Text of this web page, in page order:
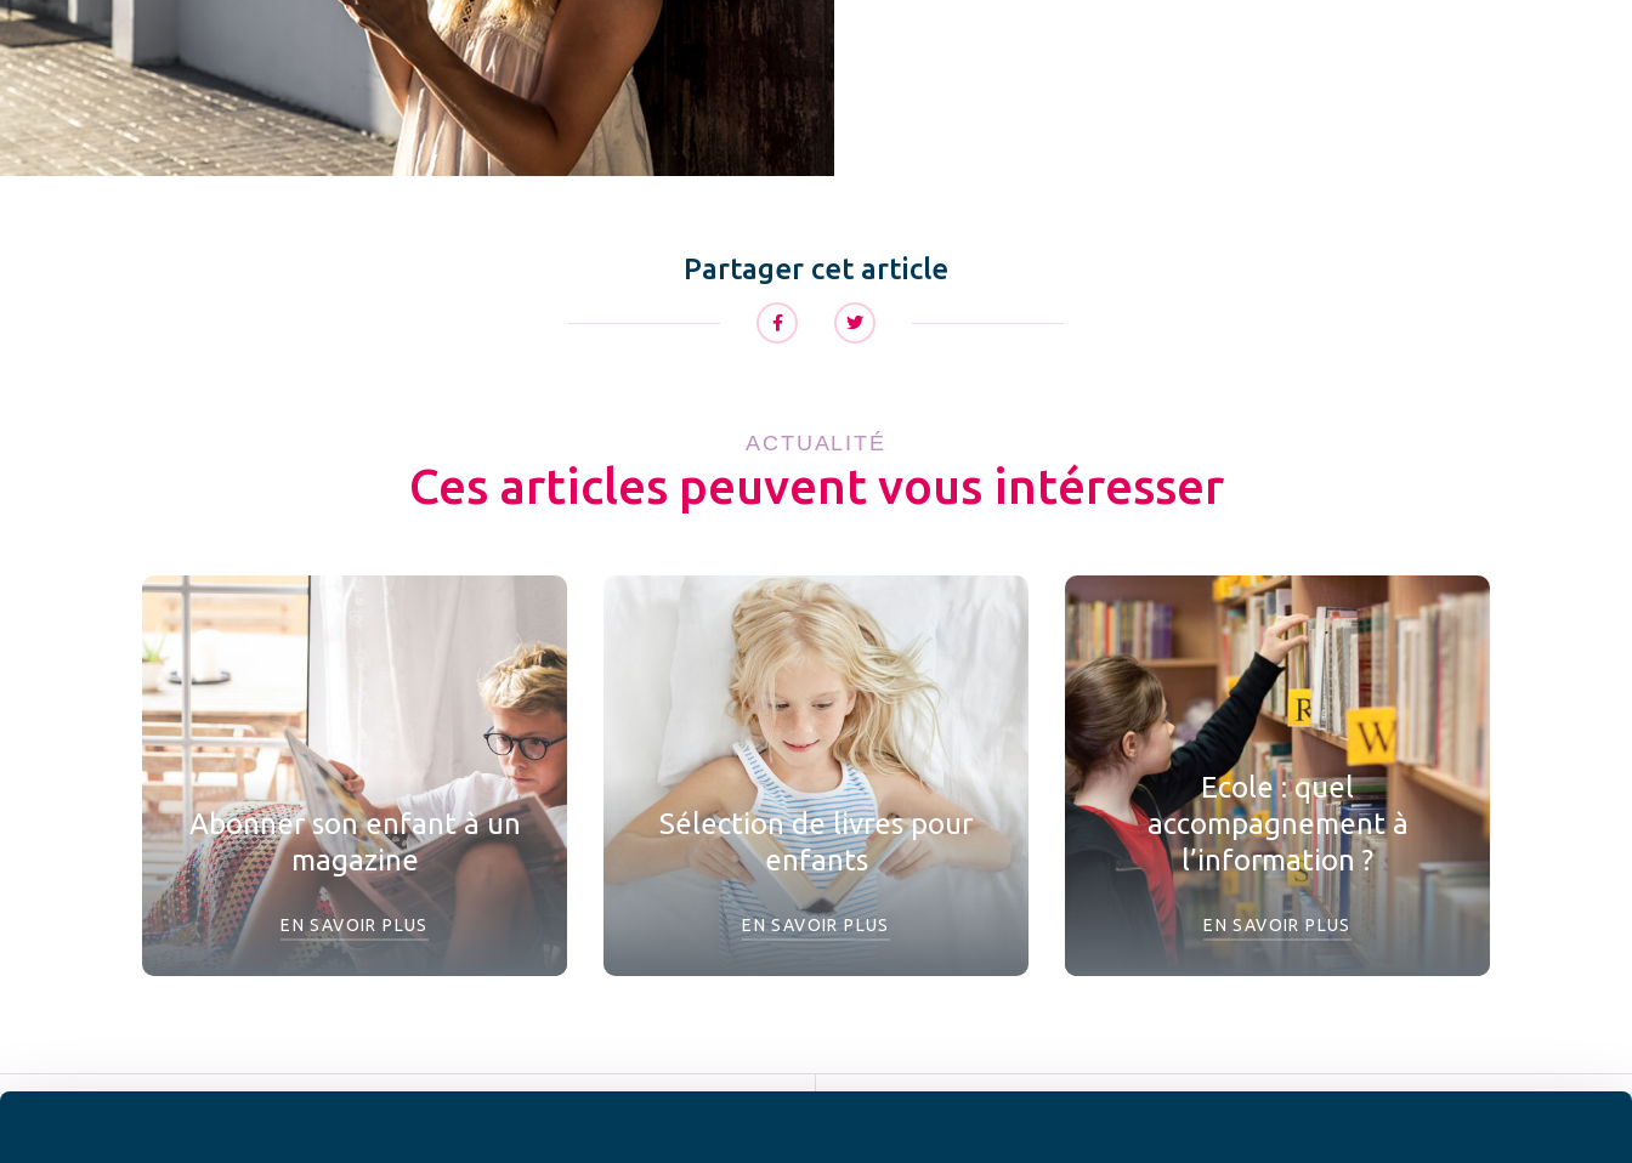
Partager cet article
ACTUALITÉ
Ces articles peuvent vous intéresser
Abonner son enfant à un
magazine
EN SAVOIR PLUS
Sélection de livres pour
enfants
EN SAVOIR PLUS
Ecole : quel
accompagnement à
l’information ?
EN SAVOIR PLUS